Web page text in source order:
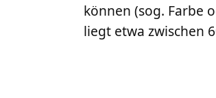
können (sog. Farbe
liegt etwa zwischen